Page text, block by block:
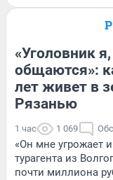
«Уголовник
общаются»:
лет живет в
Рязанью
1 час 1 069
«Он мне угрожает
турагента из
почти миллиона